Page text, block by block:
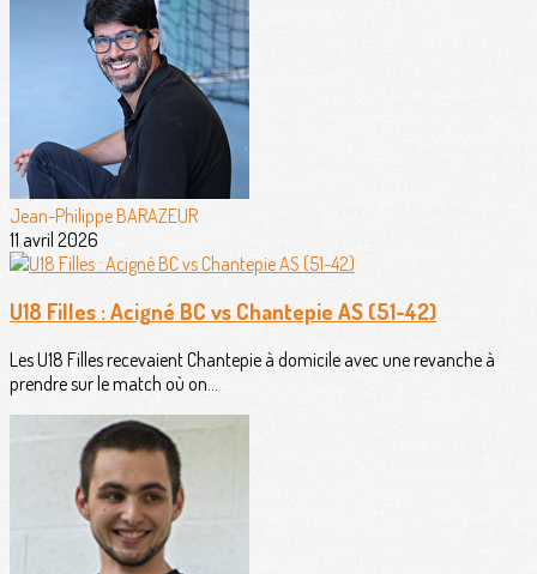
Jean-Philippe BARAZEUR
11 avril 2026
U18 Filles : Acigné BC vs Chantepie AS (51-42)
Les U18 Filles recevaient Chantepie à domicile avec une revanche à
prendre sur le match où on...